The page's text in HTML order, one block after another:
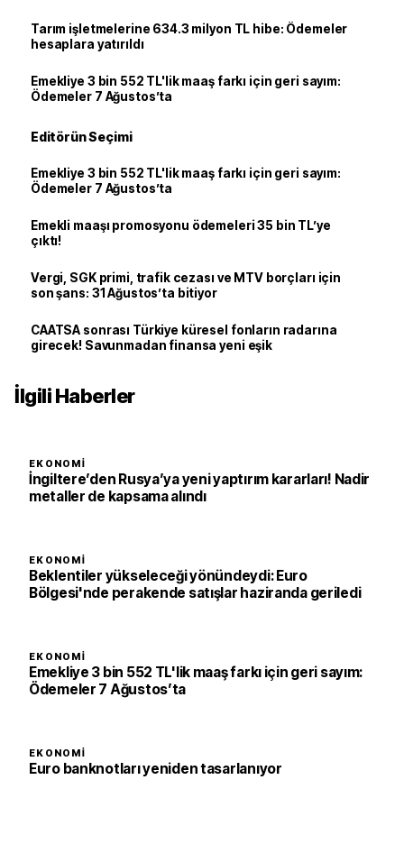
Tarım işletmelerine 634.3 milyon TL hibe: Ödemeler
hesaplara yatırıldı
Emekliye 3 bin 552 TL'lik maaş farkı için geri sayım:
Ödemeler 7 Ağustos’ta
Editörün Seçimi
Emekliye 3 bin 552 TL'lik maaş farkı için geri sayım:
Ödemeler 7 Ağustos’ta
Emekli maaşı promosyonu ödemeleri 35 bin TL’ye
çıktı!
Vergi, SGK primi, trafik cezası ve MTV borçları için
son şans: 31 Ağustos’ta bitiyor
CAATSA sonrası Türkiye küresel fonların radarına
girecek! Savunmadan finansa yeni eşik
İlgili Haberler
EKONOMI
İngiltere’den Rusya’ya yeni yaptırım kararları! Nadir
metaller de kapsama alındı
EKONOMI
Beklentiler yükseleceği yönündeydi: Euro
Bölgesi'nde perakende satışlar haziranda geriledi
EKONOMI
Emekliye 3 bin 552 TL'lik maaş farkı için geri sayım:
Ödemeler 7 Ağustos’ta
EKONOMI
Euro banknotları yeniden tasarlanıyor